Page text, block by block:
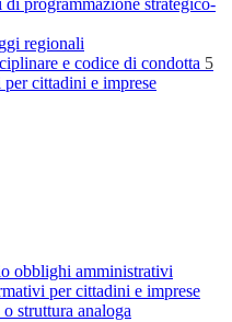
di programmazione strategico-
regionali
e codice di condotta 5
cittadini e imprese
obblighi amministrativi
per cittadini e imprese
struttura analoga